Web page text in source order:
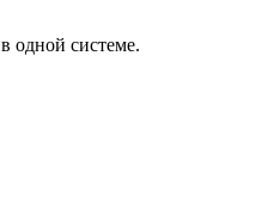
одной системе.